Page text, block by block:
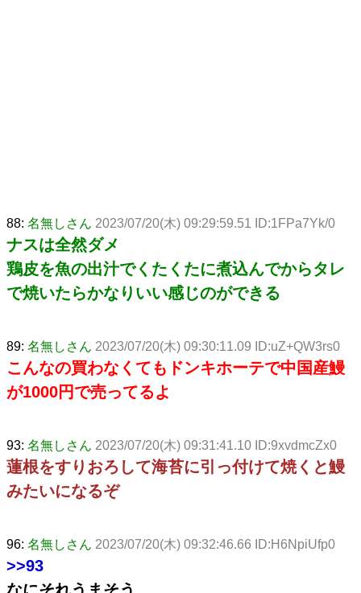
88: 名無しさん 2023/07/20(木) 09:29:59.51 ID:1FPa7Yk/0
ナスは全然ダメ
鶏皮を魚の出汁でくたくたに煮込んでからタレ
で焼いたらかなりいい感じのができる
89: 名無しさん 2023/07/20(木) 09:30:11.09 ID:uZ+QW3rs0
こんなの買わなくてもドンキホーテで中国産鰻
が1000円で売ってるよ
93: 名無しさん 2023/07/20(木) 09:31:41.10 ID:9xvdmcZx0
蓮根をすりおろして海苔に引っ付けて焼くと鰻
みたいになるぞ
96: 名無しさん 2023/07/20(木) 09:32:46.66 ID:H6NpiUfp0
>>93